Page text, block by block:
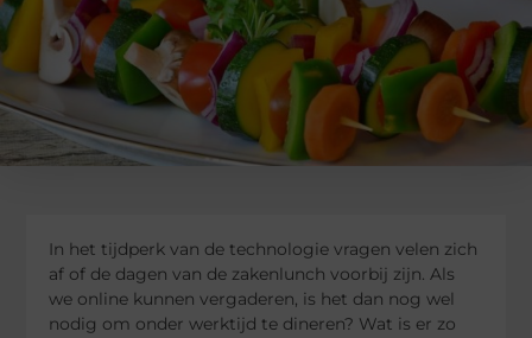
In het tijdperk van de technologie vragen velen zich
af of de dagen van de zakenlunch voorbij zijn. Als
we online kunnen vergaderen, is het dan nog wel
nodig om onder werktijd te dineren? Wat is er zo